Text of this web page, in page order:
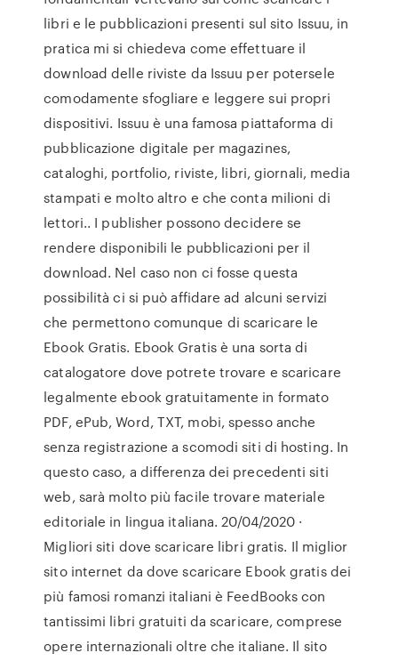
libri e le pubblicazioni presenti sul sito Issuu, in
pratica mi si chiedeva come effettuare il
download delle riviste da Issuu per potersele
comodamente sfogliare e leggere sui propri
dispositivi. Issuu è una famosa piattaforma di
pubblicazione digitale per magazines,
cataloghi, portfolio, riviste, libri, giornali, media
stampati e molto altro e che conta milioni di
lettori.. I publisher possono decidere se
rendere disponibili le pubblicazioni per il
download. Nel caso non ci fosse questa
possibilità ci si può affidare ad alcuni servizi
che permettono comunque di scaricare le
Ebook Gratis. Ebook Gratis è una sorta di
catalogatore dove potrete trovare e scaricare
legalmente ebook gratuitamente in formato
PDF, ePub, Word, TXT, mobi, spesso anche
senza registrazione a scomodi siti di hosting. In
questo caso, a differenza dei precedenti siti
web, sarà molto più facile trovare materiale
editoriale in lingua italiana. 20/04/2020 ·
Migliori siti dove scaricare libri gratis. Il miglior
sito internet da dove scaricare Ebook gratis dei
più famosi romanzi italiani è FeedBooks con
tantissimi libri gratuiti da scaricare, comprese
opere internazionali oltre che italiane. Il sito